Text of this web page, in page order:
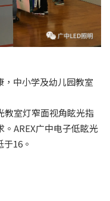
中小学及幼儿园教室
教室灯窄面视角眩光指
AREX广中电子低眩光
16。